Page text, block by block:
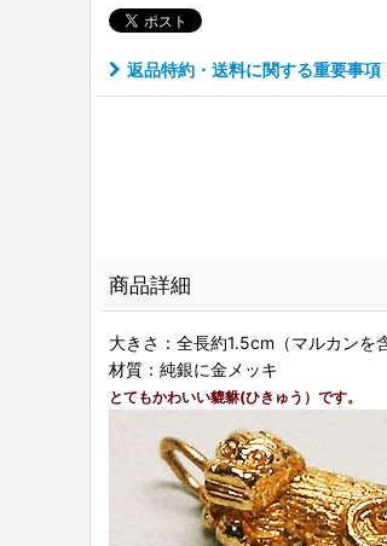
返品特約・送料に関する重要事項
商品詳細
大きさ：全長約1.5cm（マルカンを
材質：純銀に金メッキ
とてもかわいい貔貅(ひきゅう）です。